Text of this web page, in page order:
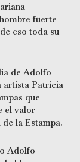
fuerte
eso toda su
de Adolfo
artista Patricia
que
el valor
la Estampa.
Adolfo